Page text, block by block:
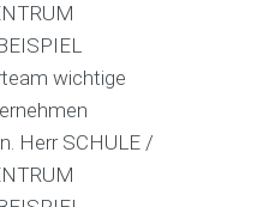
wichtige
Herr SCHULE /